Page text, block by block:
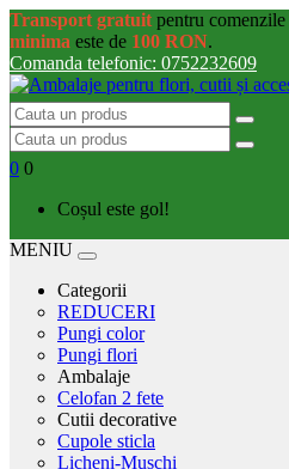
Transport gratuit pentru comenzile
minima este de 100 RON.
Comanda telefonic: 0752232609
0 0
Coșul este gol!
MENIU
Categorii
REDUCERI
Pungi color
Pungi flori
Ambalaje
Celofan 2 fete
Cutii decorative
Cupole sticla
Licheni-Muschi